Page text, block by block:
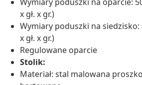
x gł. x gr.)
Wymiary poduszki na siedzisko:
x gł. x gr.)
Regulowane oparcie
Stolik:
Materiał: stal malowana